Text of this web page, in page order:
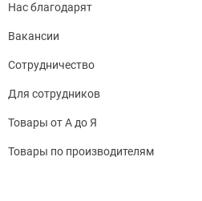
Нас благодарят
Вакансии
Сотрудничество
Для сотрудников
Товары от А до Я
Товары по производителям